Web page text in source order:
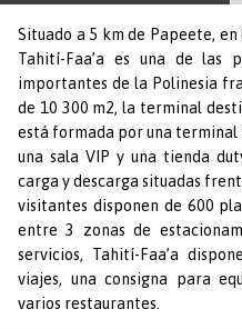
Situado a 5 km de Papeete,
Tahití-Faa’a es una de las
importantes de la Polinesia
de 10 300 m2, la terminal
está formada por una
una sala VIP y una tienda
carga y descarga situadas
visitantes disponen de 600
entre 3 zonas de
servicios, Tahití-Faa’a
viajes, una consigna para
varios restaurantes.